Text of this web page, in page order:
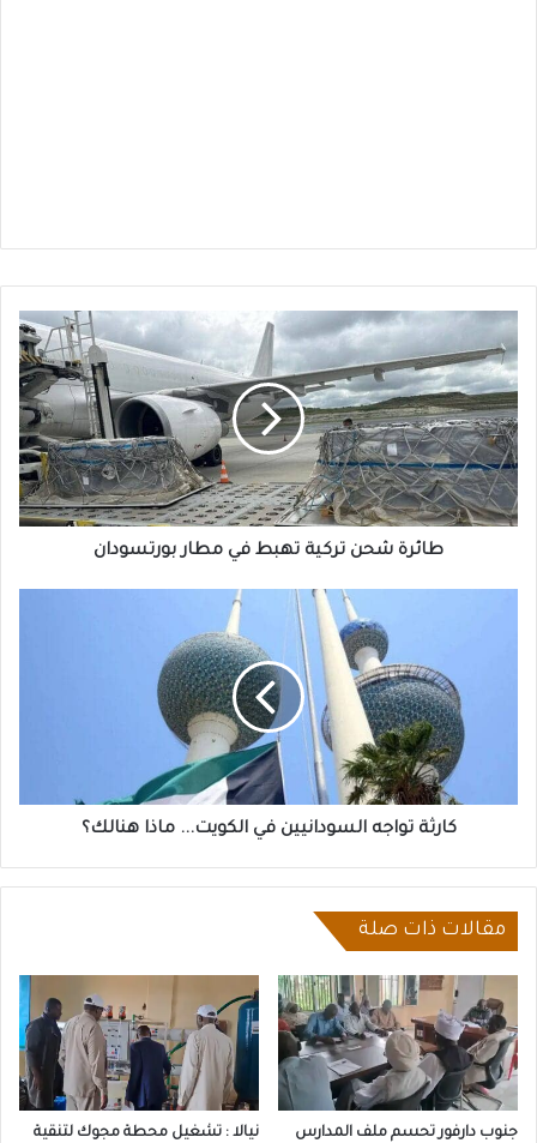
طائرة
شحن
تركية
تهبط
في
مطار
بورتسودان
طائرة شحن تركية تهبط في مطار بورتسودان
كارثة تواجه السودانيين في الكويت... ماذا هنالك؟
مقالات ذات صلة
جنوب دارفور تحسم ملف المدارس
نيالا : تشغيل محطة مجوك لتنقية